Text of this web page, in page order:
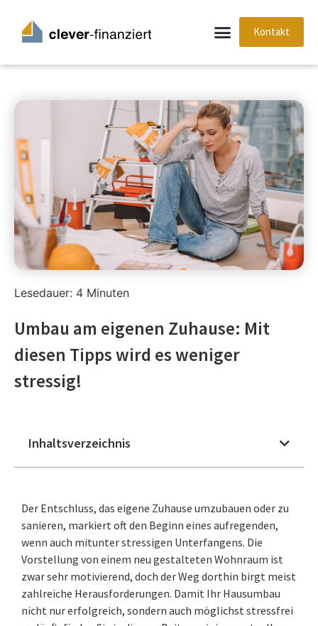
Kontakt
Lesedauer: 4 Minuten
Umbau am eigenen Zuhause: Mit
diesen Tipps wird es weniger
stressig!
Inhaltsverzeichnis
Der Entschluss, das eigene Zuhause umzubauen oder zu
sanieren, markiert oft den Beginn eines aufregenden,
wenn auch mitunter stressigen Unterfangens. Die
Vorstellung von einem neu gestalteten Wohnraum ist
zwar sehr motivierend, doch der Weg dorthin birgt meist
zahlreiche Herausforderungen. Damit Ihr Hausumbau
nicht nur erfolgreich, sondern auch möglichst stressfrei